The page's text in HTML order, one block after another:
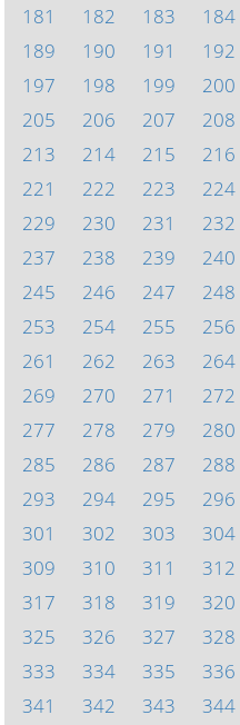
181
182 183 184
189
190 191 192
197
198 199 200
205
206 207 208
213
214 215 216
221
222 223 224
229
230 231 232
237
238 239 240
245
246 247 248
253
254 255 256
261
262 263 264
269
270 271 272
277
278 279 280
285
286 287 288
293
294 295 296
301
302 303 304
309
310 311 312
317
318 319 320
325
326 327 328
333
334 335 336
341
342 343 344